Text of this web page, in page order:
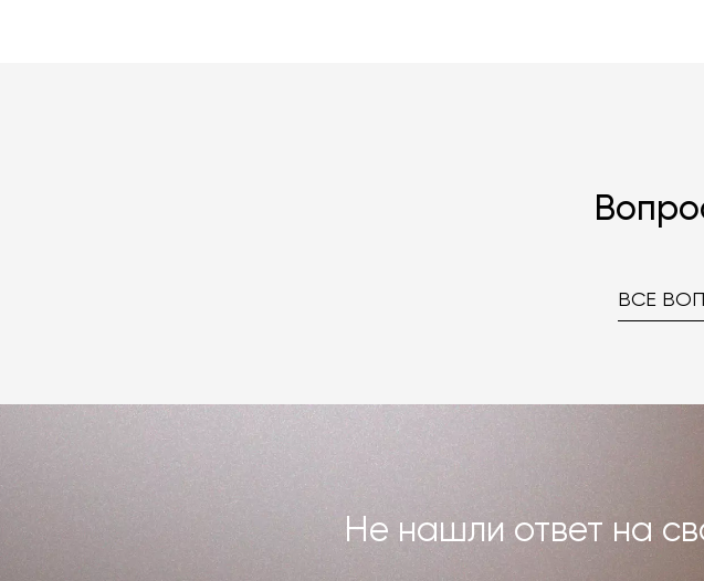
ВСЕ
Не нашли ответ на